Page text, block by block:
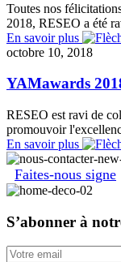
Toutes nos
2018, RESEO a été
En savoir plus
octobre 10, 2018
YAMawards
RESEO est ravi de
promouvoir
En savoir plus
Faites-nous signe
S’abonner à